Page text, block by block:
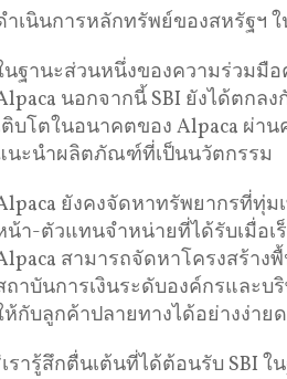
ำเนินการหลักทรัพย์ของสหรัฐฯ ใ
นฐานะส่วนหนึ่งของความร่วมมือ
นอกจากนี้ SBI ยังได้ตกล
ติบโตในอนาคตของ Alpaca ผ่า
นะนำผลิตภัณฑ์ที่เป็นนวัตกรรม
ยังคงจัดหาทรัพยากรที่ทุ่
น้า-ตัวแทนจำหน่ายที่ได้รับเมื่อเ
สามารถจัดหาโครงสร้า
ถาบันการเงินระดับองค์กรและ
ห้กับลูกค้าปลายทางได้อย่างง่าย
เรารู้สึกตื่นเต้นที่ได้ต้อนรับ SBI